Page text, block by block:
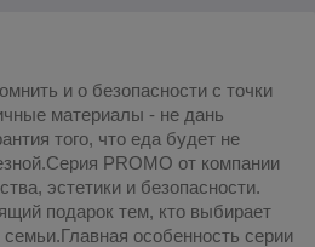
и о безопасности с точки
материалы - не дань
того, что еда будет не
PROMO от компании
эстетики и безопасности.
подарок тем, кто выбирает
особенность серии